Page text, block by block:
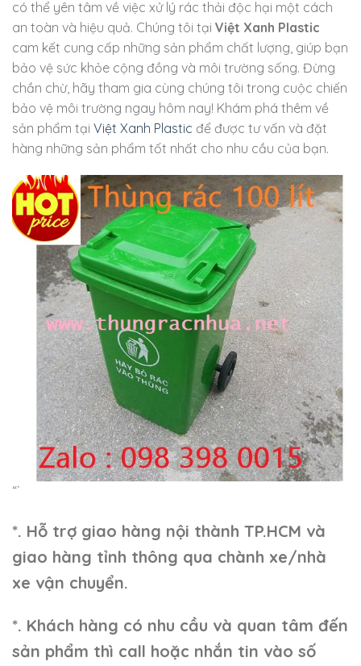
có thể yên tâm về việc xử lý rác thải độc hại một cách
an toàn và hiệu quả. Chúng tôi tại Việt Xanh Plastic
cam kết cung cấp những sản phẩm chất lượng, giúp bạn
bảo vệ sức khỏe cộng đồng và môi trường sống. Đừng
chần chừ, hãy tham gia cùng chúng tôi trong cuộc chiến
bảo vệ môi trường ngay hôm nay! Khám phá thêm về
sản phẩm tại Việt Xanh Plastic để được tư vấn và đặt
hàng những sản phẩm tốt nhất cho nhu cầu của bạn.
“`
*. Hỗ trợ giao hàng nội thành TP.HCM và
giao hàng tỉnh thông qua chành xe/nhà
xe vận chuyển.
*. Khách hàng có nhu cầu và quan tâm đến
sản phẩm thì call hoặc nhắn tin vào số